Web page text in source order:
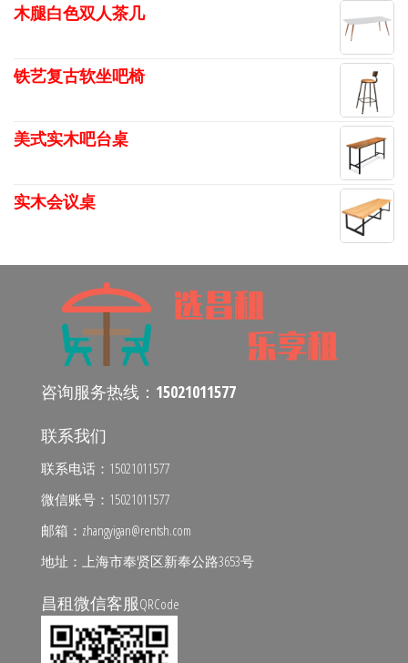
&sol; 5
木腿白色双人茶几
铁艺复古软坐吧椅
美式实木吧台桌
实木会议桌
咨询服务热线： 15021011577
联系我们
联系电话：15021011577
微信账号：15021011577
邮箱：zhangyigan@rentsh.com
地址：上海市奉贤区新奉公路3653号
昌租微信客服QRCode